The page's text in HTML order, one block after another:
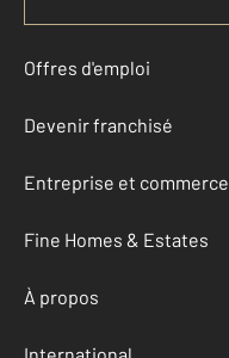
Offres d'emploi
Devenir franchisé
Entreprise et commerce
Fine Homes & Estates
À propos